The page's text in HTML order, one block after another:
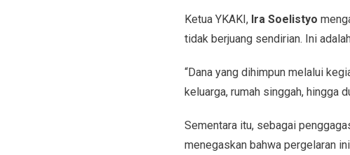
Ketua YKAKI, Ira Soelistyo
tidak berjuang sendirian. Ini
“Dana yang dihimpun melalui
keluarga, rumah singgah, hingga
Sementara itu, sebagai
menegaskan bahwa pergelaran